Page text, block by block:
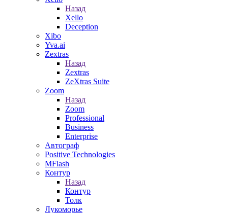
Назад
Xello
Deception
Xibo
Yva.ai
Zextras
Назад
Zextras
ZeXtras Suite
Zoom
Назад
Zoom
Professional
Business
Enterprise
Автограф
Positive Technologies
MFlash
Контур
Назад
Контур
Толк
Лукоморье